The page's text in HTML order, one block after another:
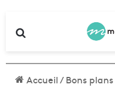
Accueil/Bons plans